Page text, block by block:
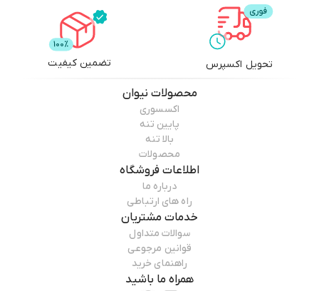
تحویل اکسپرس تضمین کیفیت
محصولات نیوان
اکسسوری
پایین تنه
بالا تنه
محصولات
اطلاعات فروشگاه
درباره ما
راه های ارتباطی
خدمات مشتریان
سوالات متداول
قوانین مرجوعی
راهنمای خرید
همراه ما باشید